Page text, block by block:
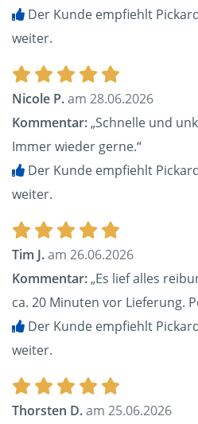
Der Kunde empfiehlt
weiter.
Nicole P.am 28.06.2026
Kommentar:„Schnelle und
Immer wieder gerne.“
Der Kunde empfiehlt
weiter.
Tim J.am 26.06.2026
Kommentar:„Es lief alles
ca. 20 Minuten vor Lieferung.
Der Kunde empfiehlt
weiter.
Thorsten D.am 25.06.2026